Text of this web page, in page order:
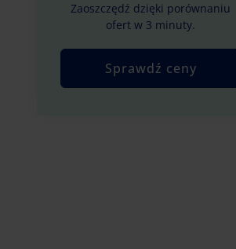
Zaoszczędź dzięki porównaniu
ofert w 3 minuty.
Sprawdź ceny